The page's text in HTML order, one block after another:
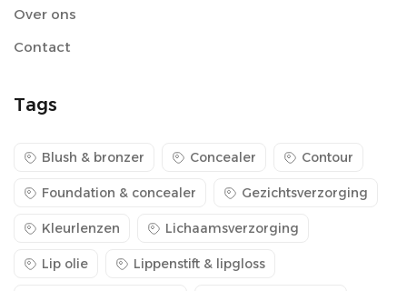
Over ons
Contact
Tags
Blush & bronzer Concealer Contour
Foundation & concealer Gezichtsverzorging
Kleurlenzen Lichaamsverzorging
Lip olie Lippenstift & lipgloss